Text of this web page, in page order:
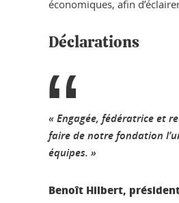
économiques, afin
Déclarations
« Engagée, fédératrice et
faire de notre fondation
équipes. »
Benoît Hilbert,